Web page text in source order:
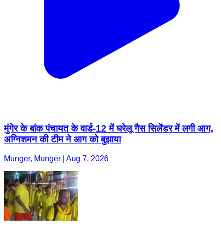
मुंगेर के बांक पंचायत के वार्ड-12 में घरेलू गैस सिलेंडर में लगी आग,
अग्निशमन की टीम ने आग को बुझाया
Munger, Munger | Aug 7, 2026